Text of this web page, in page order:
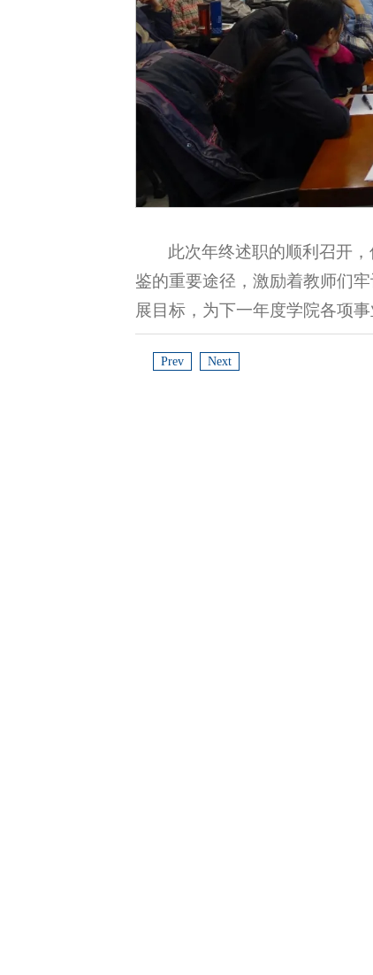
此次年终述职的顺利召开
鉴的重要途径，激励着教师们
展目标，为下一年度学院各项
Prev Next